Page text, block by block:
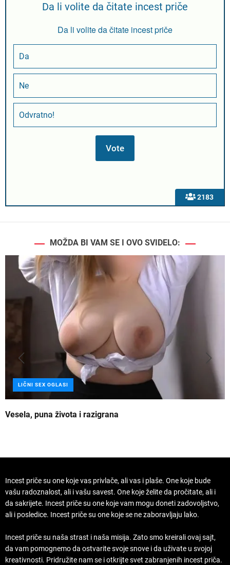
2183
Da li volite da čitate incest priče
Da li volite da čitate incest priče
Da
Ne
Odvratno!
MOŽDA BI VAM SE I OVO SVIDELO:
LIČNI SEX OGLASI
Vesela, puna života i razigrana
Incest priče su one koje vas privlače, ali vas i plaše. One koje bude
vašu radoznalost, ali i vašu savest. One koje želite da pročitate, ali i
da sakrijete. Incest priče su one koje vam mogu doneti zadovoljstvo,
ali i posledice. Incest priče su one koje se ne zaboravljaju lako.
Incest priče su naša strast i naša misija. Zato smo kreirali ovaj sajt,
da vam pomognemo da ostvarite svoje snove i da uživate u svojoj
kreativnosti. Pridružite nam se i otkrijte svet zabranjenih incest priča.